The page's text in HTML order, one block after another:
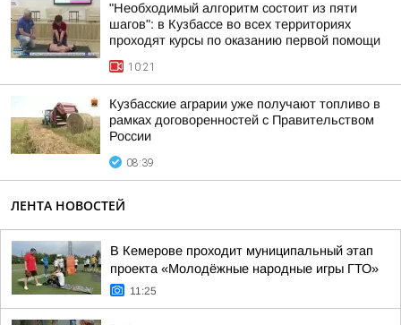
"Необходимый алгоритм состоит из пяти
шагов": в Кузбассе во всех территориях
проходят курсы по оказанию первой помощи
10:21
Кузбасские аграрии уже получают топливо в
рамках договоренностей с Правительством
России
08:39
ЛЕНТА НОВОСТЕЙ
В Кемерове проходит муниципальный этап
проекта «Молодёжные народные игры ГТО»
11:25